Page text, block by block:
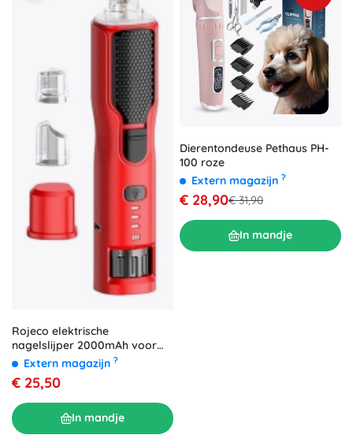
Rojeco elektrische
nagelslijper 2000mAh voor
honden en katten
Extern magazijn ?
€ 25,50
In mandje
Dierentondeuse Pethaus PH-
100 roze
Extern magazijn ?
€ 28,90€ 31,90
In mandje